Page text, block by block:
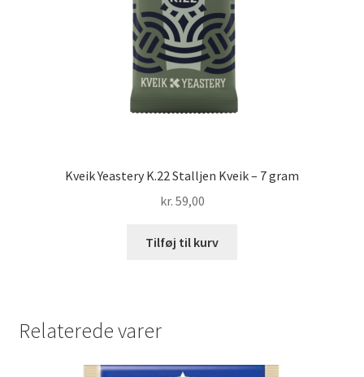
Kveik Yeastery K.22 Stalljen Kveik – 7 gram
kr. 59,00
Tilføj til kurv
Relaterede varer